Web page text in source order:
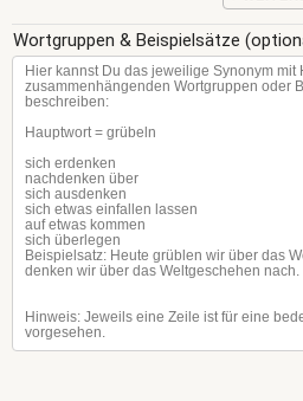
Wortgruppen & Beispielsätze